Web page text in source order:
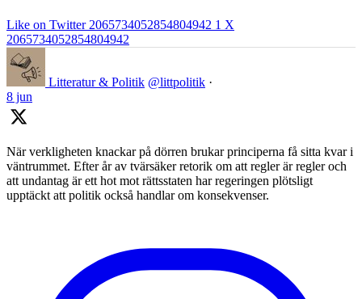
Like on Twitter 2065734052854804942 1 X
2065734052854804942
Litteratur & Politik @littpolitik ·
8 jun
När verkligheten knackar på dörren brukar principerna få sitta kvar i
väntrummet. Efter år av tvärsäker retorik om att regler är regler och
att undantag är ett hot mot rättsstaten har regeringen plötsligt
upptäckt att politik också handlar om konsekvenser.